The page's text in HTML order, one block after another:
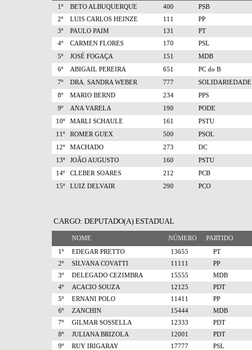
1º BETO ALBUQUERQUE 400 PSB
2º
LUIS CARLOS HEINZE 111 PP
3º
PAULO PAIM 131 PT
4º
CARMEN FLORES 170 PSL
5º
JOSÉ FOGAÇA 151 MDB
6º
ABIGAIL PEREIRA 651 PC do B
7º
DRA. SANDRA WEBER 777 SOLIDARIEDADE
8º
MARIO BERND 234 PPS
9º
ANA VARELA 190 PODE
10º
MARLI SCHAULE 161 PSTU
11º
ROMER GUEX 500 PSOL
12º
MACHADO 273 DC
13º
JOÃO AUGUSTO 160 PSTU
14º
CLEBER SOARES 212 PCB
15º
LUIZ DELVAIR 290 PCO
CARGO: DEPUTADO(A) ESTADUAL
NOME NÚMERO PARTIDO
1º EDEGAR PRETTO 13655 PT
2º
SILVANA COVATTI 11111 PP
3º
DELEGADO CEZIMBRA 15555 MDB
4º
ACACIO SOUZA 12125 PDT
5º
ERNANI POLO 11411 PP
6º
ZANCHIN 15444 MDB
7º
GILMAR SOSSELLA 12333 PDT
8º
JULIANA BRIZOLA 12001 PDT
9º
RUY IRIGARAY 17777 PSL